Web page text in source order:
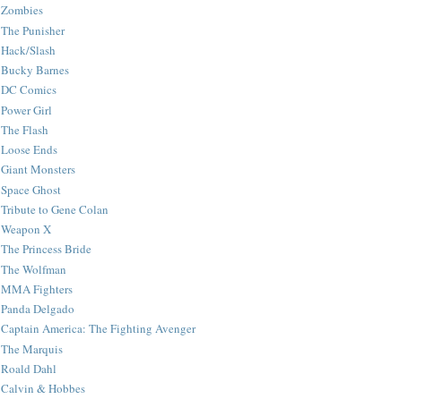
Zombies
The Punisher
Hack/Slash
Bucky Barnes
DC Comics
Power Girl
The Flash
Loose Ends
Giant Monsters
Space Ghost
Tribute to Gene Colan
Weapon X
The Princess Bride
The Wolfman
MMA Fighters
Panda Delgado
Captain America: The Fighting Avenger
The Marquis
Roald Dahl
Calvin & Hobbes